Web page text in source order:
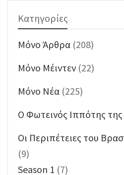
Κατηγορίες
Mόνο Άρθρα (208)
Mόνο Μέιντεν (22)
Mόνο Νέα (225)
O Φωτεινός Ιππότης
Oι Περιπέτειες του
(9)
Season 1 (7)